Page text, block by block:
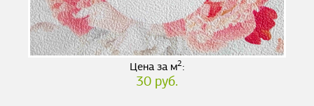
Цена за м2:
30 руб.